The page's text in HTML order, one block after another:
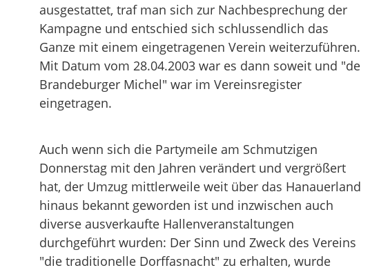
ausgestattet, traf man sich zur Nachbesprechung der
Kampagne und entschied sich schlussendlich das
Ganze mit einem eingetragenen Verein weiterzuführen.
Mit Datum vom 28.04.2003 war es dann soweit und "de
Brandeburger Michel" war im Vereinsregister
eingetragen.
Auch wenn sich die Partymeile am Schmutzigen
Donnerstag mit den Jahren verändert und vergrößert
hat, der Umzug mittlerweile weit über das Hanauerland
hinaus bekannt geworden ist und inzwischen auch
diverse ausverkaufte Hallenveranstaltungen
durchgeführt wurden: Der Sinn und Zweck des Vereins
"die traditionelle Dorffasnacht" zu erhalten, wurde